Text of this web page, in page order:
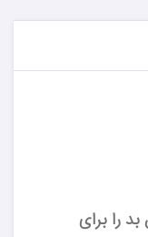
را برای